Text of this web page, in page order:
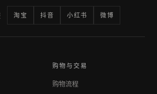
淘宝 抖音 小红书 微博
购物与交易
购物流程